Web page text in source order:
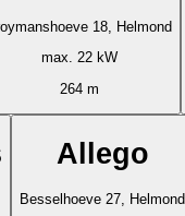
18, Helmond
max. 22 kW
264 m
Allego
Besselhoeve 27, Helmond